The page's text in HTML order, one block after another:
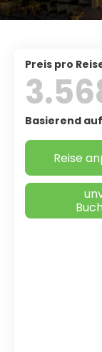
Preis pro
Basierend
Reise